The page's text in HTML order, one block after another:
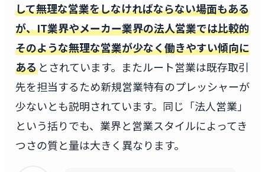
して無理な営業をしなければならない場面もある
が、IT業界やメーカー業界の法人営業では比較的
そのような無理な営業が少なく働きやすい傾向に
あるとされています。またルート営業は既存取引
先を担当するため新規営業特有のプレッシャーが
少ないとも説明されています。同じ「法人営業」
という括りでも、業界と営業スタイルによってき
つさの質と量は大きく異なります。